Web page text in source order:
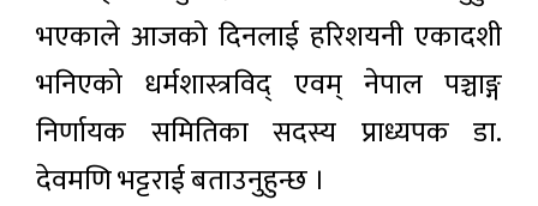
भएकाले आजको दिनलाई हरिशयनी एकादशी
भनिएको धर्मशास्त्रविद् एवम् नेपाल पञ्चाङ्ग
निर्णायक समितिका सदस्य प्राध्यपक डा.
देवमणि भट्टराई बताउनुहुन्छ ।